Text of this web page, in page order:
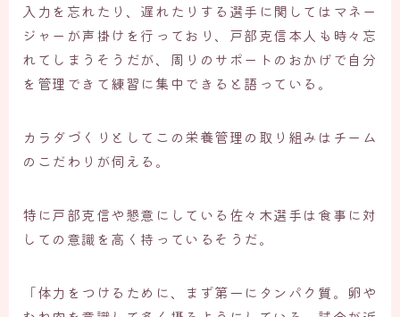
入力を忘れたり、遅れたりする選手に関してはマネー
ジャーが声掛けを行っており、戸部克信本人も時々忘
れてしまうそうだが、周りのサポートのおかげで自分
を管理できて練習に集中できると語っている。
カラダづくりとしてこの栄養管理の取り組みはチーム
のこだわりが伺える。
特に戸部克信や懇意にしている佐々木選手は食事に対
しての意識を高く持っているそうだ。
「体力をつけるために、まず第一にタンパク質。卵や